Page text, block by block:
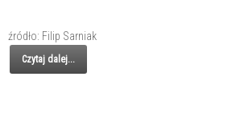
źródło: Filip Sarniak
Czytaj dalej...